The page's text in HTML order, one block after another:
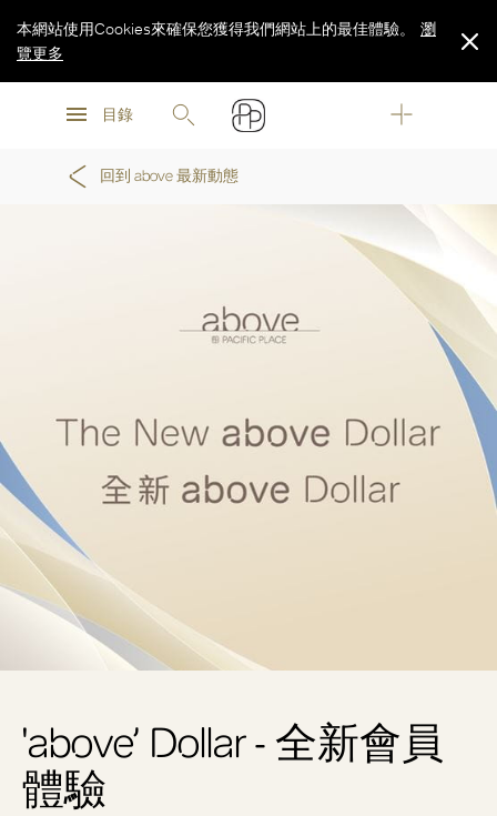
瀏
目錄
本網站使用Cookies來確保您獲得我們網站上的最佳體驗。
瀏
覽更多
回到 above 最新動態
'above’ Dollar - 全新會員
體驗